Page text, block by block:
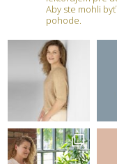
Aby ste mohli
pohode.